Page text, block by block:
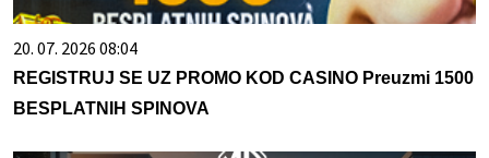
20. 07. 2026 08:04
REGISTRUJ SE UZ PROMO KOD CASINO Preuzmi 1500
BESPLATNIH SPINOVA